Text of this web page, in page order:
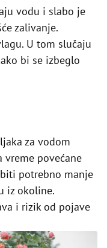
vodu i slabo je
zalivanje.
U tom slučaju
bi se izbeglo
za vodom
vreme povećane
potrebno manje
iz okoline.
i rizik od pojave